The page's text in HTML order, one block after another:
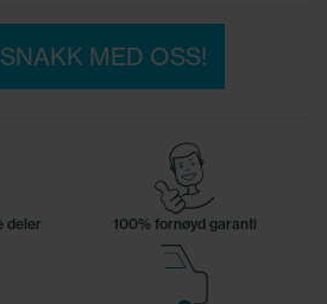
MED OSS!
deler 100% fornøyd garanti